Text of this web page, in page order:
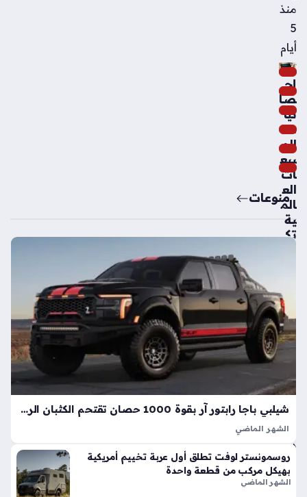
منذ
5
أيام
إح
صا
ئيا
ت
الم
بيع
ات
الع
الم
ية
تك
سي
ارة
الك
هرب
الأك
ثر
اعت
ما
دي
ة
وت
منوعات
شيلبي باجا رابتور آر بقوة 1000 حصان تقتحم الكثبان الرملية بأداء خارق
الشهر الماضي
المفرطة التي تكسر حواجز الأداء التقليدية في شاحنات البيك أب، إذ
ارتقت بهذه الفئة إلى مستويات غير مسبوقة بفضل تعديلات…
روسمونستر لوفت تطلق أول عربة تخييم أمريكية
بهيكل مركب من قطعة واحدة
الشهر الماضي